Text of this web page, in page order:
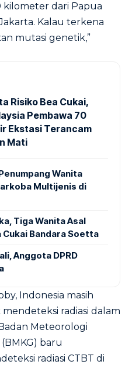
kilometer dari Papua
Kalau terkena
mutasi genetik,”
Risiko Bea Cukai,
Pembawa 70
Ekstasi Terancam
Mati
Wanita
Multijenis di
Tiga Wanita Asal
Cukai Bandara Soetta
Anggota DPRD
Indonesia masih
radiasi dalam
Meteorologi
baru
radiasi CTBT di